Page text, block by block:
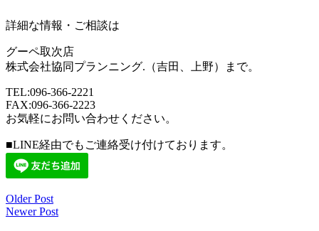
詳細な情報・ご相談は
グーペ取次店
株式会社協同プランニング.（吉田、上野）まで。
TEL:096-366-2221
FAX:096-366-2223
お気軽にお問い合わせください。
■LINE経由でもご連絡受け付けております。
投
Older Post
Newer Post